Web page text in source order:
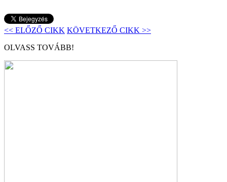
<< ELŐZŐ CIKK KÖVETKEZŐ CIKK >>
OLVASS TOVÁBB!